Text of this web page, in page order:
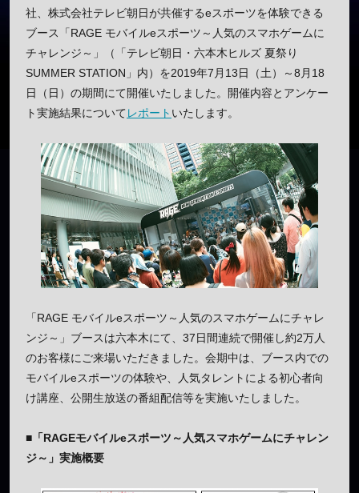
社、株式会社テレビ朝日が共催するeスポーツを体験できる
ブース「RAGE モバイルeスポーツ～人気のスマホゲームに
チャレンジ～」（「テレビ朝日・六本木ヒルズ 夏祭り
SUMMER STATION」内）を2019年7月13日（土）～8月18
日（日）の期間にて開催いたしました。開催内容とアンケー
ト実施結果について レポート いたします。
「RAGE モバイルeスポーツ～人気のスマホゲームにチャレ
ンジ～」ブースは六本木にて、37日間連続で開催し約2万人
のお客様にご来場いただきました。会期中は、ブース内での
モバイルeスポーツの体験や、人気タレントによる初心者向
け講座、公開生放送の番組配信等を実施いたしました。
■「RAGEモバイルeスポーツ～人気スマホゲームにチャレン
ジ～」実施概要